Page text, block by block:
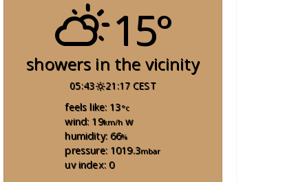
15°
showers in the vicinity
05:43
21:17 CEST
feels like: 13°c
wind: 19km/h w
humidity: 66%
pressure: 1019.3mbar
uv index: 0